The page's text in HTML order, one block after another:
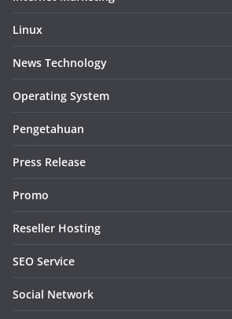
Linux
News Technology
Operating System
Pengetahuan
Press Release
Promo
Reseller Hosting
SEO Service
Social Network